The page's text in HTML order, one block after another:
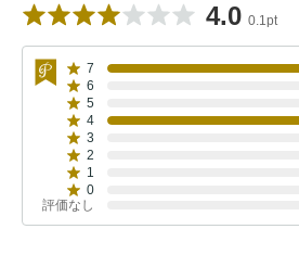
4.0 0.1pt
7
6
5
4
3
2
1
0
評価なし